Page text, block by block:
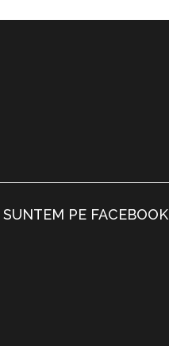
SUNTEM PE FACEBOOK